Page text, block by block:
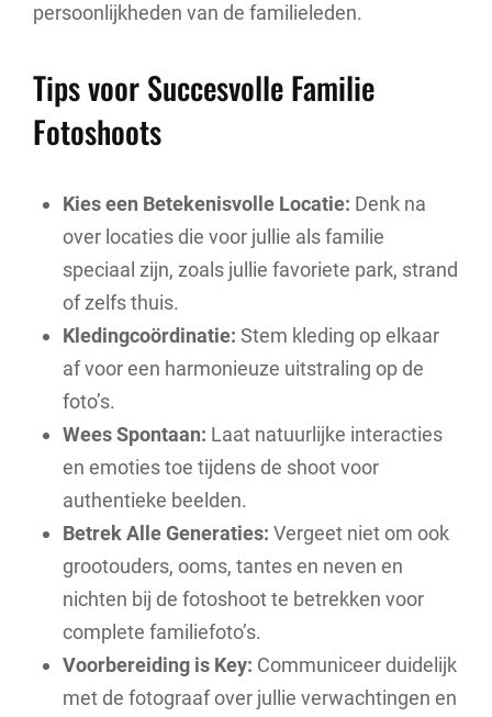
persoonlijkheden van de familieleden.
Tips voor Succesvolle Familie
Fotoshoots
Kies een Betekenisvolle Locatie: Denk na
over locaties die voor jullie als familie
speciaal zijn, zoals jullie favoriete park, strand
of zelfs thuis.
Kledingcoördinatie: Stem kleding op elkaar
af voor een harmonieuze uitstraling op de
foto’s.
Wees Spontaan: Laat natuurlijke interacties
en emoties toe tijdens de shoot voor
authentieke beelden.
Betrek Alle Generaties: Vergeet niet om ook
grootouders, ooms, tantes en neven en
nichten bij de fotoshoot te betrekken voor
complete familiefoto’s.
Voorbereiding is Key: Communiceer duidelijk
met de fotograaf over jullie verwachtingen en